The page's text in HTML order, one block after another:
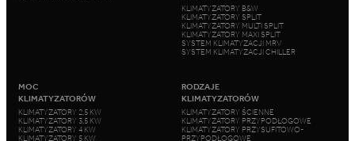
KLIMATYZATORY B&W
KLIMATYZATORY SPLIT
KLIMATYZATORY MULTI SPLIT
KLIMATYZATORY MAXI SPLIT
SYSTEM KLIMATYZACJI MRV
SYSTEM KLIMATYZACJI CHILLER
MOC
KLIMATYZATORÓW
KLIMATYZATORY 2,5 KW
KLIMATYZATORY 3,5 KW
KLIMATYZATORY 4 KW
KLIMATYZATORY 5 KW
RODZAJE
KLIMATYZATORÓW
KLIMATYZATORY ŚCIENNE
KLIMATYZATORY PRZYPODŁOGOWE
KLIMATYZATORY PRZYSUFITOWO-
PRZYPODŁOGOWE